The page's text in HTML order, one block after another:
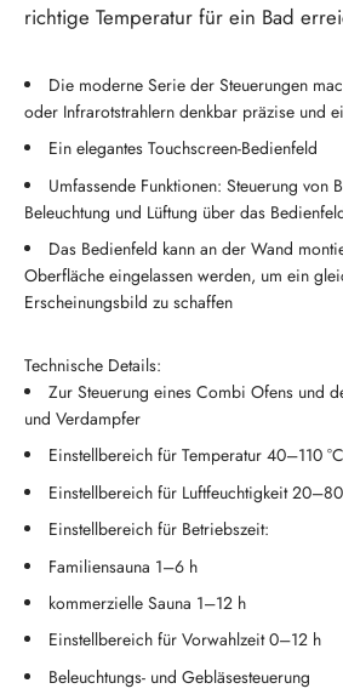
richtige Temperatur für ein Bad
Die moderne Serie der Steuerungen
oder Infrarotstrahlern denkbar präzise und
Ein elegantes Touchscreen-Bedienfeld
Umfassende Funktionen: Steuerung von
Beleuchtung und Lüftung über das
Das Bedienfeld kann an der Wand
Oberfläche eingelassen werden, um ein
Erscheinungsbild zu schaffen
Technische Details:
Zur Steuerung eines Combi Ofens und
und Verdampfer
Einstellbereich für Temperatur 40–110 °C
Einstellbereich für Luftfeuchtigkeit
Einstellbereich für Betriebszeit:
Familiensauna 1–6 h
kommerzielle Sauna 1–12 h
Einstellbereich für Vorwahlzeit 0–12 h
Beleuchtungs- und Gebläsesteuerung